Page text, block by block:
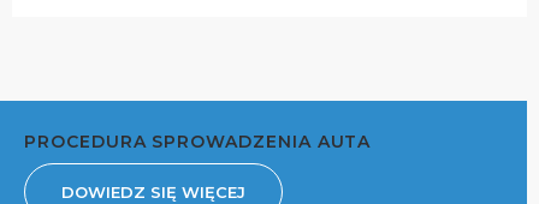
PROCEDURA SPROWADZENIA AUTA
DOWIEDZ SIĘ WIĘCEJ